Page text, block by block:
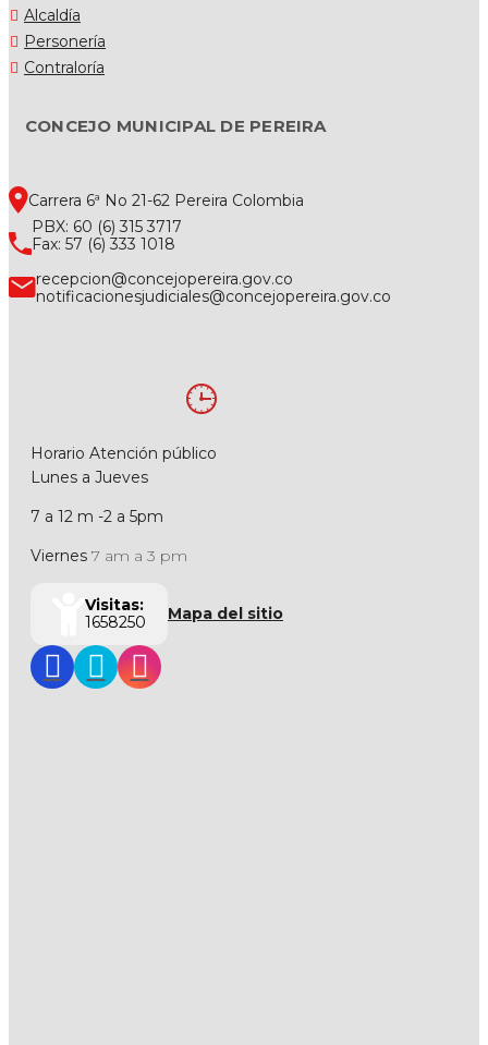
Alcaldía
Personería
Contraloría
CONCEJO MUNICIPAL DE PEREIRA
Carrera 6ª No 21-62 Pereira Colombia
PBX: 60 (6) 315 3717
Fax: 57 (6) 333 1018
recepcion@concejopereira.gov.co
notificacionesjudiciales@concejopereira.gov.co
Horario Atención público
Lunes a Jueves
7 a 12 m -2 a 5pm
Viernes 7 am a 3 pm
Visitas:
1658250
Mapa del sitio